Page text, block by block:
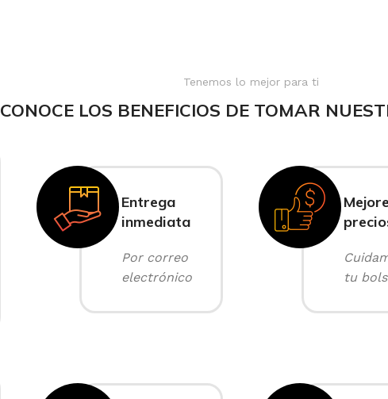
Tenemos lo mejor para ti
CONOCE LOS BENEFICIOS DE TOMAR
Entrega
inmediata
Por correo
electrónico
tu